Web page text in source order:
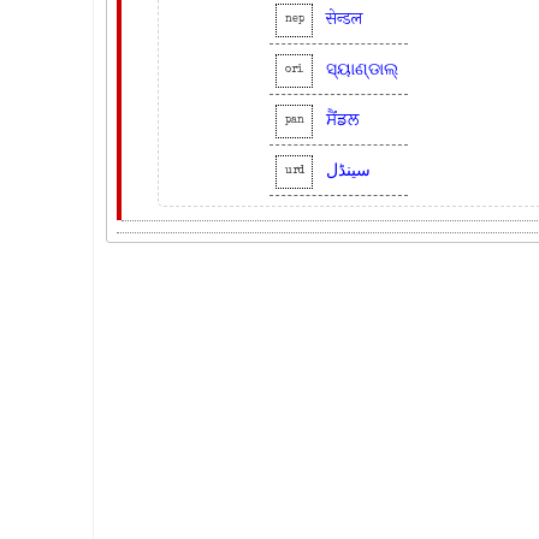
nep सेन्डल
ori ସ୍ୟାଣ୍ଡାଲ୍
pan ਸੈਂਡਲ
urd سینڈل